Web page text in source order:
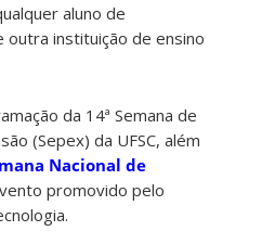
aluno de
outra instituição de ensino
da 14ª Semana de
(Sepex) da UFSC, além
Nacional de
promovido pelo